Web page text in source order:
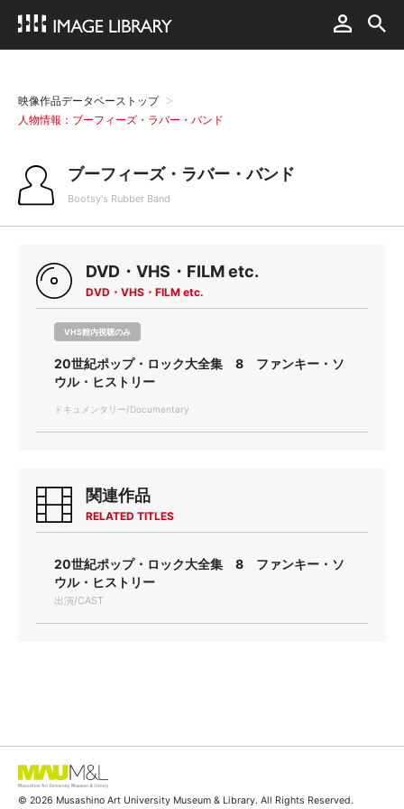
映像作品データベーストップ
人物情報：ブーフィーズ・ラバー・バンド
ブーフィーズ・ラバー・バンド
Bootsy's Rubber Band
DVD・VHS・FILM etc.
DVD・VHS・FILM etc.
VHS館内視聴のみ
20世紀ポップ・ロック大全集 8 ファンキー・ソ
ウル・ヒストリー
ドキュメンタリー/Documentary
関連作品
RELATED TITLES
20世紀ポップ・ロック大全集 8 ファンキー・ソ
ウル・ヒストリー
出演/CAST
© 2026 Musashino Art University Museum & Library. All Rights Reserved.